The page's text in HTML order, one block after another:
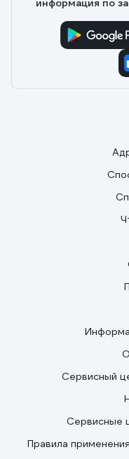
автоматически
информация по
Сервисный
Сервисные
Правила